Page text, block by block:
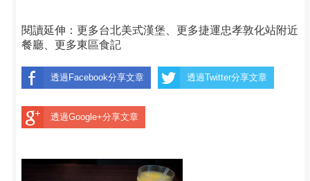
閱讀延伸： 更多台北美式漢堡
更多捷運忠孝敦化站附近
餐廳
更多東區食記
透過Facebook分享文章 透過Twitter分享文章
透過Google+分享文章